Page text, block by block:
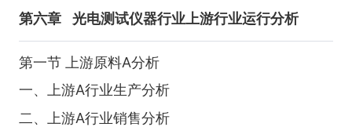
第六章 光电测试仪器行业上游行业运行分析
第一节 上游原料A分析
一、上游A行业生产分析
二、上游A行业销售分析